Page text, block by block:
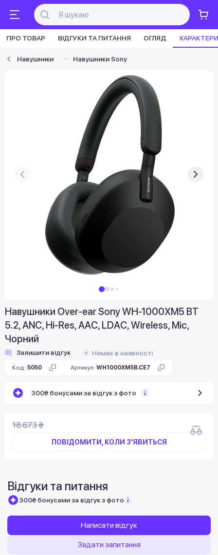
ПРО ТОВАР ВІДГУКИ ТА ПИТАННЯ ОГЛЯД
Навушники Навушники Sony
Навушники Over-ear Sony WH-1000XM5 BT
5.2, ANC, Hi-Res, AAC, LDAC, Wireless, Mic,
Чорний
Залишити відгук Немає в наявності
Код: 5050 Артикул: WH1000XM5B.CE7
300₴ бонусами за відгук з фото
18 673 ₴
ПОВІДОМИТИ, КОЛИ З'ЯВИТЬСЯ
Відгуки та питання
300₴ бонусами за відгук з фото
Написати відгук
Задати запитання